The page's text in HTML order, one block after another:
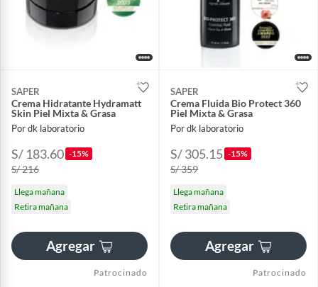
SAPER
Crema Hidratante Hydramatt
Skin Piel Mixta & Grasa
Por dk laboratorio
S/ 183.60 -15%
S/ 216
Llega mañana
Retira mañana
Agregar
Patrocinado
SAPER
Crema Fluida Bio Protect 360
Piel Mixta & Grasa
Por dk laboratorio
S/ 305.15 -15%
S/ 359
Llega mañana
Retira mañana
Agregar
Patrocinado